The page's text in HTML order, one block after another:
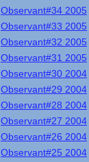
Observant#34 2005
Observant#33 2005
Observant#32 2005
Observant#31 2005
Observant#30 2004
Observant#29 2004
Observant#28 2004
Observant#27 2004
Observant#26 2004
Observant#25 2004